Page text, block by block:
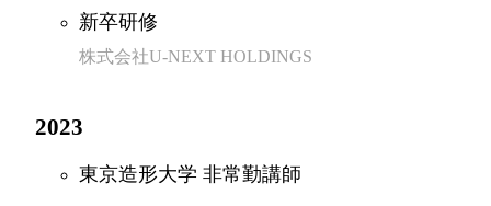
新卒研修
株式会社U-NEXT HOLDINGS
2023
東京造形大学 非常勤講師